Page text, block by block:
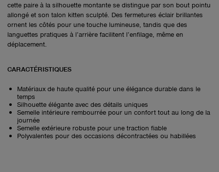
cette paire à la silhouette montante se distingue par son bout pointu
allongé et son talon kitten sculpté. Des fermetures éclair brillantes
ornent les côtés pour une touche lumineuse, tandis que des
languettes pratiques à l’arrière facilitent l’enfilage, même en
déplacement.
CARACTÉRISTIQUES
Matériaux de haute qualité pour une élégance durable dans le
temps
Silhouette élégante avec des détails uniques
Semelle intérieure rembourrée pour un confort tout au long de la
journée
Semelle extérieure robuste pour une traction fiable
Polyvalentes pour des occasions décontractées ou habillées